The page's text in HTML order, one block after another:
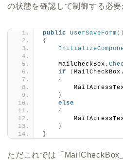
の状態を確認して制御する必要
public UserSaveForm ()
{
    MailCheckBox.
if
( MailCheckBox.
{
}
else
{
}
}
ただこれでは「